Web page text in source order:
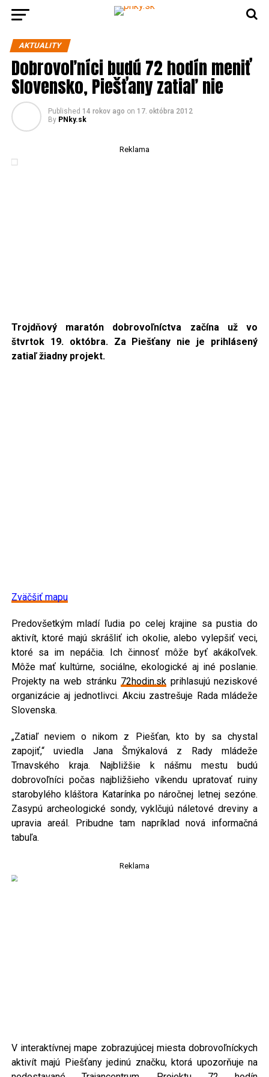
AKTUALITY
Dobrovoľníci budú 72 hodín meniť
Slovensko, Piešťany zatiaľ nie
Published 14 rokov ago on 17. októbra 2012
By PNky.sk
Reklama
Trojdňový maratón dobrovoľníctva začína už vo
štvrtok 19. októbra. Za Piešťany nie je prihlásený
zatiaľ žiadny projekt.
Zväčšiť mapu
Predovšetkým mladí ľudia po celej krajine sa pustia do
aktivít, ktoré majú skrášliť ich okolie, alebo vylepšiť veci,
ktoré sa im nepáčia. Ich činnosť môže byť akákoľvek.
Môže mať kultúrne, sociálne, ekologické aj iné poslanie.
Projekty na web stránku 72hodin.skprihlasujú neziskové
organizácie aj jednotlivci. Akciu zastrešuje Rada mládeže
Slovenska.
„Zatiaľ neviem o nikom z Piešťan, kto by sa chystal
zapojiť,“ uviedla Jana Šmýkalová z Rady mládeže
Trnavského kraja. Najbližšie k nášmu mestu budú
dobrovoľníci počas najbližšieho víkendu upratovať ruiny
starobylého kláštora Katarínka po náročnej letnej sezóne.
Zasypú archeologické sondy, vyklčujú náletové dreviny a
upravia areál. Pribudne tam napríklad nová informačná
tabuľa.
Reklama
V interaktívnej mape zobrazujúcej miesta dobrovoľníckych
aktivít majú Piešťany jedinú značku, ktorá upozorňuje na